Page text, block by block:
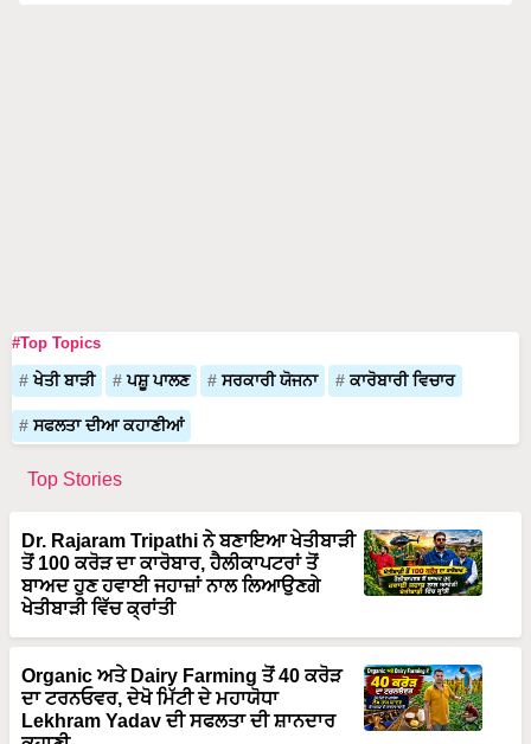
#Top Topics
ਖੇਤੀ ਬਾੜੀ ਪਸ਼ੂ ਪਾਲਣ ਸਰਕਾਰੀ ਯੋਜਨਾ ਕਾਰੋਬਾਰੀ ਵਿਚਾਰ
ਸਫਲਤਾ ਦੀਆ ਕਹਾਣੀਆਂ
Top Stories
Dr. Rajaram Tripathi ਨੇ ਬਣਾਇਆ ਖੇਤੀਬਾੜੀ
ਤੋਂ 100 ਕਰੋੜ ਦਾ ਕਾਰੋਬਾਰ, ਹੈਲੀਕਾਪਟਰਾਂ ਤੋਂ
ਬਾਅਦ ਹੁਣ ਹਵਾਈ ਜਹਾਜ਼ਾਂ ਨਾਲ ਲਿਆਉਣਗੇ
ਖੇਤੀਬਾੜੀ ਵਿੱਚ ਕ੍ਰਾਂਤੀ
Organic ਅਤੇ Dairy Farming ਤੋਂ 40 ਕਰੋੜ
ਦਾ ਟਰਨਓਵਰ, ਦੇਖੋ ਮਿੱਟੀ ਦੇ ਮਹਾਯੋਧਾ
Lekhram Yadav ਦੀ ਸਫਲਤਾ ਦੀ ਸ਼ਾਨਦਾਰ